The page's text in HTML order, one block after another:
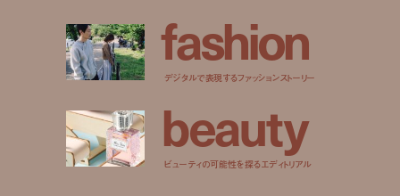
fashion
デジタルで表現するファッションストーリー
beauty
ビューティの可能性を探るエディトリアル